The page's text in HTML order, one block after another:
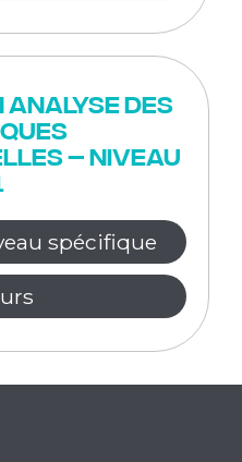
Analyse des
– niveau
spécifique